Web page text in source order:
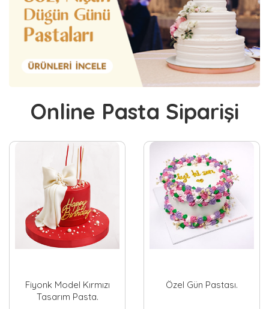
Online Pasta Siparişi
Fiyonk Model Kırmızı
Tasarım Pasta.
Özel Gün Pastası.